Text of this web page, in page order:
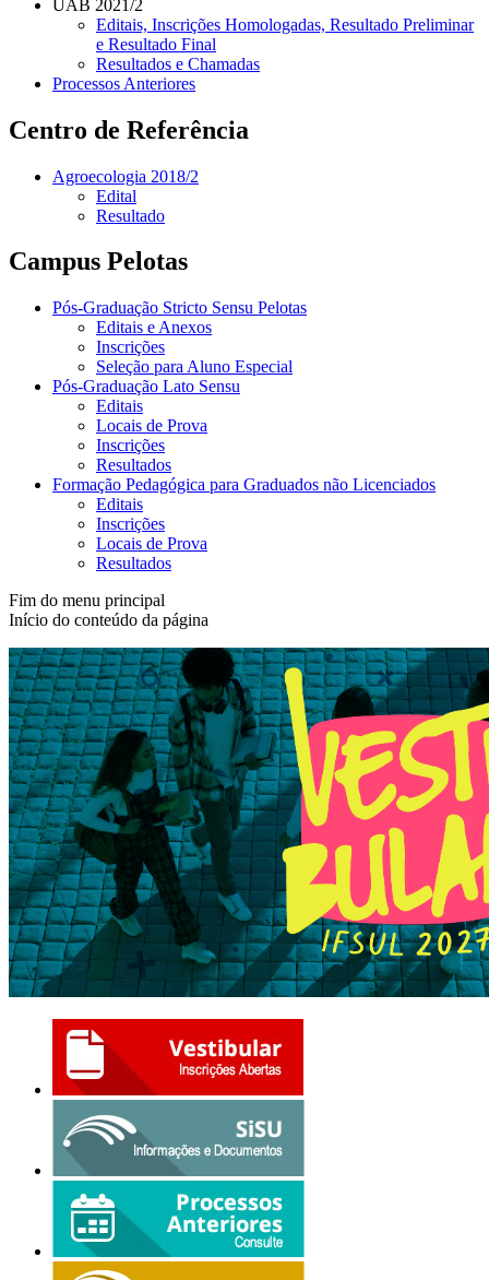
UAB 2021/2
Editais, Inscrições Homologadas, Resultado Preliminar
e Resultado Final
Resultados e Chamadas
Processos Anteriores
Centro de Referência
Agroecologia 2018/2
Edital
Resultado
Campus Pelotas
Pós-Graduação Stricto Sensu Pelotas
Editais e Anexos
Inscrições
Seleção para Aluno Especial
Pós-Graduação Lato Sensu
Editais
Locais de Prova
Inscrições
Resultados
Formação Pedagógica para Graduados não Licenciados
Editais
Inscrições
Locais de Prova
Resultados
Fim do menu principal
Início do conteúdo da página